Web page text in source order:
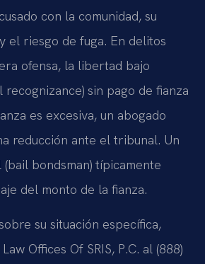
con la comunidad, su
el riesgo de fuga. En delitos
ofensa, la libertad bajo
sin pago de fianza
es excesiva, un abogado
reducción ante el tribunal. Un
bondsman) típicamente
del monto de la fianza.
su situación específica,
Offices Of SRIS, P.C. al (888)